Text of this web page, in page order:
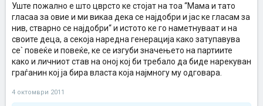
Уште пожално е што цврсто ке стојат на тоа “Мама и тато
гласаа за овие и ми викаа дека се најдобри и јас ке гласам за
нив, стварно се најдобри“ и истото ке го наметнуваат и на
своите деца, а секоја наредна генерација како затупавува
се` повеќе и повеќе, ке се изгуби значењето на партиите
како и личниот став на оној кој би требало да биде нарекуван
граѓанин кој ја бира власта која најмногу му одговара.
4 октомври 2011